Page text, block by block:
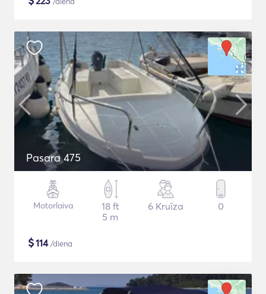
Pasara 475
Motorlaiva
18 ft
5 m
6 Kruīza 0
$114/diena